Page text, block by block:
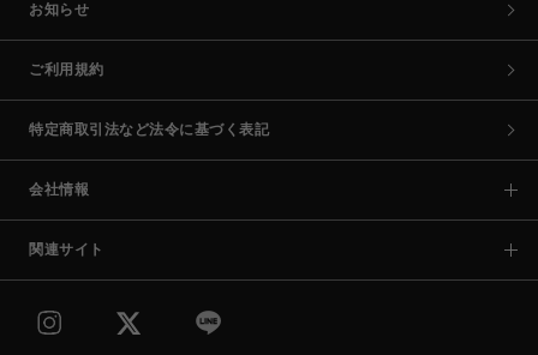
お知らせ
ご利用規約
特定商取引法など法令に基づく表記
会社情報
関連サイト